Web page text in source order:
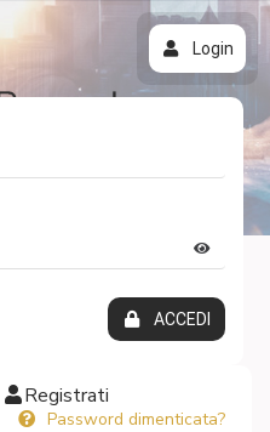
ACCEDI
Registrati
Password dimenticata?
Login